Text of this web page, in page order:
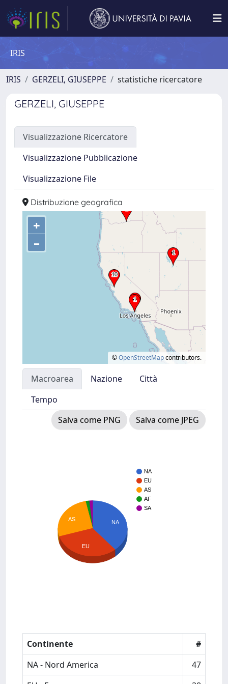
IRIS
IRIS GERZELI, GIUSEPPE statistiche ricercatore
GERZELI, GIUSEPPE
Visualizzazione Ricercatore
Visualizzazione Pubblicazione
Visualizzazione File
Distribuzione geografica
+
–
©OpenStreetMapcontributors.
Macroarea Nazione
Città
Tempo
Salva come PNG
Salva come JPEG
NA
EU
AS
AF
SA
NA
AS
EU
Continente
#
NA - Nord America
47